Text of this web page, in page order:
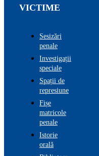
VICTIME
Sesizări
penale
Investigații
speciale
Spații de
represiune
Fișe
matricole
penale
Istorie
orală